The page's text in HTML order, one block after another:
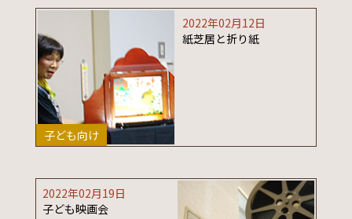
子ども向け
2022年02月12日
紙芝居と折り紙
2022年02月19日
子ども映画会